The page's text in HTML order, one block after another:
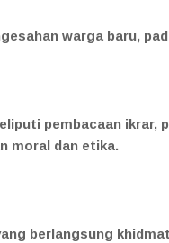
warga baru,
pembacaan ikrar,
moral dan etika.
berlangsung